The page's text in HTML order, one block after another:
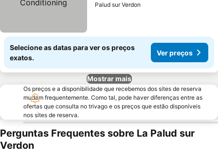
Palud sur Verdon
Selecione as datas para ver os preços
exatos.
Ver preços
Mostrar mais
Os preços e a disponibilidade que recebemos dos sites de reserva
mudam frequentemente. Como tal, pode haver diferenças entre as
ofertas que consulta no trivago e os preços que estão disponíveis
nos sites de reserva.
Perguntas Frequentes sobre La Palud sur
Verdon